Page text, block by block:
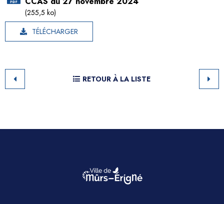
(255,5 ko)
TÉLÉCHARGER
RETOUR À LA LISTE